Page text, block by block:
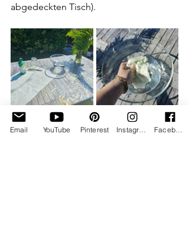
abgedeckten Tisch).
SCHRITT 2 - FARBE ANMISCHEN &
Email YouTube Pinterest